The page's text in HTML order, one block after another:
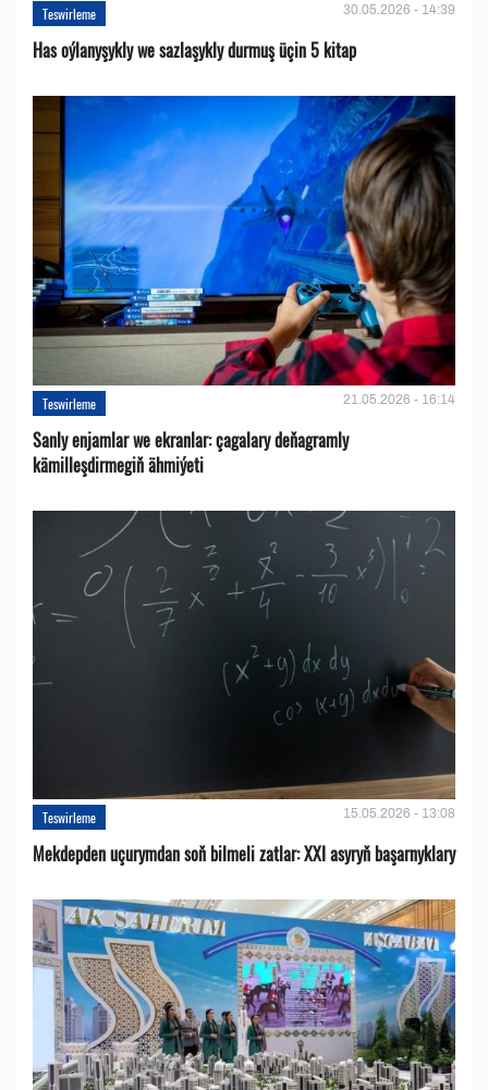
Teswirleme 30.05.2026 - 14:39
Has oýlanyşykly we sazlaşykly durmuş üçin 5 kitap
Teswirleme 21.05.2026 - 16:14
Sanly enjamlar we ekranlar: çagalary deňagramly
kämilleşdirmegiň ähmiýeti
Teswirleme 15.05.2026 - 13:08
Mekdepden uçurymdan soň bilmeli zatlar: XXI asyryň başarnyklary